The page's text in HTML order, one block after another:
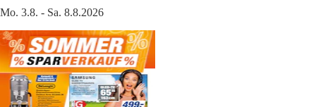
Mo. 3.8. - Sa. 8.8.2026